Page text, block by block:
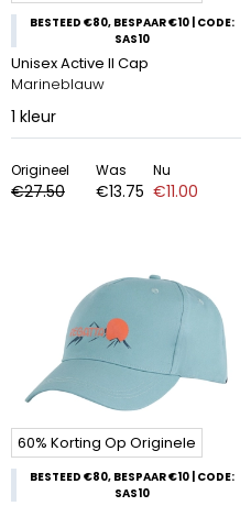
BESTEED €80, BESPAAR €10 | CODE:
SAS10
Unisex Active II Cap
Marineblauw
1 kleur
Origineel
€27.50
Was
€13.75
Nu
€11.00
60% Korting Op Originele
BESTEED €80, BESPAAR €10 | CODE:
SAS10